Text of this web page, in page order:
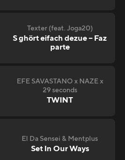
Texter (feat. Joga20)
S ghört eifach dezue – Faz
parte
EFE SAVASTANO x NAZE x
29 seconds
TWINT
El Da Sensei & Mentplus
Set In Our Ways